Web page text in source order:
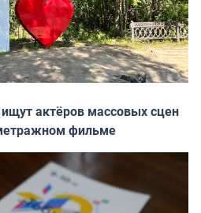
актёров массовых сцен
фильме